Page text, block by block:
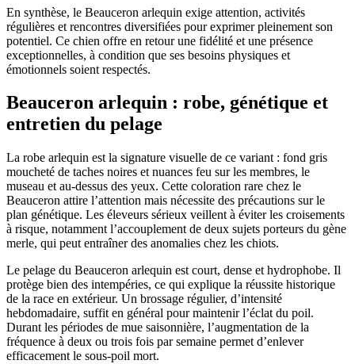
En synthèse, le Beauceron arlequin exige attention, activités
régulières et rencontres diversifiées pour exprimer pleinement son
potentiel. Ce chien offre en retour une fidélité et une présence
exceptionnelles, à condition que ses besoins physiques et
émotionnels soient respectés.
Beauceron arlequin : robe, génétique et
entretien du pelage
La robe arlequin est la signature visuelle de ce variant : fond gris
moucheté de taches noires et nuances feu sur les membres, le
museau et au-dessus des yeux. Cette coloration rare chez le
Beauceron attire l’attention mais nécessite des précautions sur le
plan génétique. Les éleveurs sérieux veillent à éviter les croisements
à risque, notamment l’accouplement de deux sujets porteurs du gène
merle, qui peut entraîner des anomalies chez les chiots.
Le pelage du Beauceron arlequin est court, dense et hydrophobe. Il
protège bien des intempéries, ce qui explique la réussite historique
de la race en extérieur. Un brossage régulier, d’intensité
hebdomadaire, suffit en général pour maintenir l’éclat du poil.
Durant les périodes de mue saisonnière, l’augmentation de la
fréquence à deux ou trois fois par semaine permet d’enlever
efficacement le sous-poil mort.